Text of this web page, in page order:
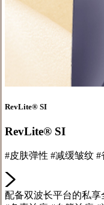
RevLite® SI
RevLite® SI
#皮肤弹性 #减缓皱纹
配备双波长平台的私享